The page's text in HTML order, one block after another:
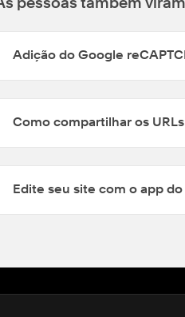
pessoas também viram
Adição do Google
Como compartilhar os
Edite seu site com o app